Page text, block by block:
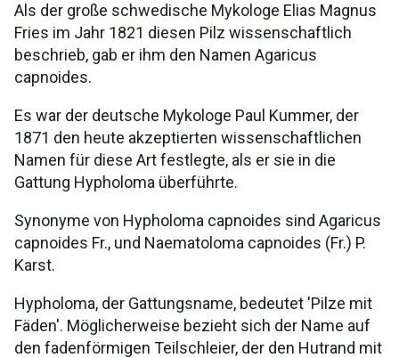
Als der große schwedische Mykologe Elias Magnus
Fries im Jahr 1821 diesen Pilz wissenschaftlich
beschrieb, gab er ihm den Namen Agaricus
capnoides.
Es war der deutsche Mykologe Paul Kummer, der
1871 den heute akzeptierten wissenschaftlichen
Namen für diese Art festlegte, als er sie in die
Gattung Hypholoma überführte.
Synonyme von Hypholoma capnoides sind Agaricus
capnoides Fr., und Naematoloma capnoides (Fr.) P.
Karst.
Hypholoma, der Gattungsname, bedeutet 'Pilze mit
Fäden'. Möglicherweise bezieht sich der Name auf
den fadenförmigen Teilschleier, der den Hutrand mit